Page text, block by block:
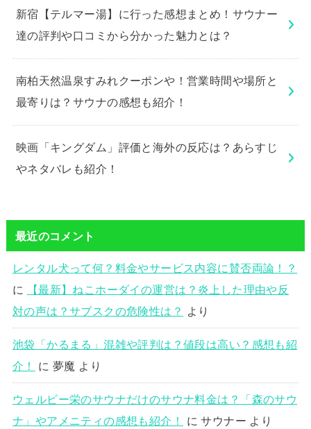
新宿【テルマー湯】に行った感想まとめ！サウナー
達の評判や口コミから分かった魅力とは？
南柏天然温泉すみれクーポンや！営業時間や場所と
最寄りは？サウナの感想も紹介！
映画「キングダム」評価と海外の反応は？あらすじ
やネタバレも紹介！
最近のコメント
レンタル犬って何？料金やサービス内容に賛否両論！？
に
【最新】ねこホーダイの運営は？炎上した理由や反
対の声は？サブスクの危険性は？
より
池袋「かるまる」混雑や評判は？値段は高い？感想も紹
介！
に 夢魔 より
ウェルビー栄のサウナだけのサウナ料金は？「森のサウ
ナ」やアメニティの感想も紹介！
にサウナー より